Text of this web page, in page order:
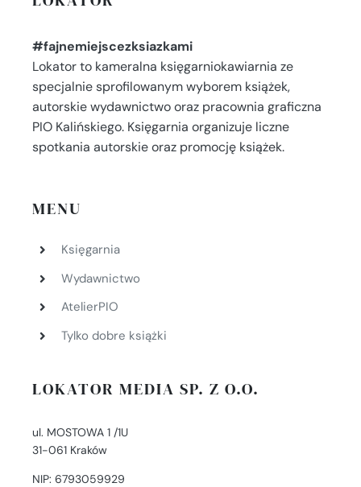
#fajnemiejscezksiazkami
Lokator to kameralna księgarniokawiarnia ze
specjalnie sprofilowanym wyborem książek,
autorskie wydawnictwo oraz pracownia graficzna
PIO Kalińskiego. Księgarnia organizuje liczne
spotkania autorskie oraz promocję książek.
MENU
Księgarnia
Wydawnictwo
AtelierPIO
Tylko dobre książki
LOKATOR MEDIA SP. Z O.O.
ul. MOSTOWA 1 /1U
31-061 Kraków
NIP: 6793059929